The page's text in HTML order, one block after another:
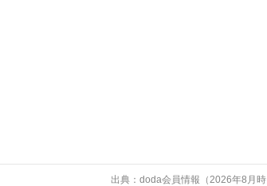
出典：doda会員情報（2026年8月